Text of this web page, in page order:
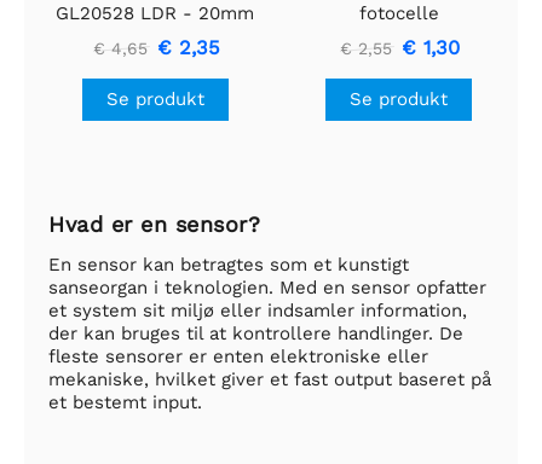
GL20528 LDR - 20mm
Lysfølsomme
modstande - 5 stk
€ 4,65 € 2,35
Se produkt
fotocelle
€ 2,55 € 1,30
Se produkt
Hvad er en sensor?
En sensor kan betragtes som et kunstigt
sanseorgan i teknologien. Med en sensor opfatter
et system sit miljø eller indsamler information,
der kan bruges til at kontrollere handlinger. De
fleste sensorer er enten elektroniske eller
mekaniske, hvilket giver et fast output baseret på
et bestemt input.